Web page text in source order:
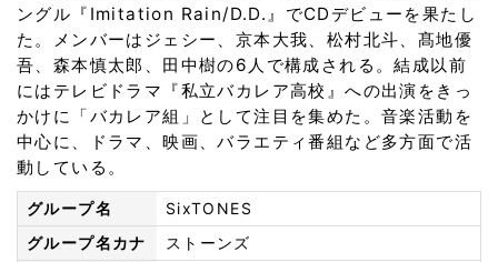
ングル『Imitation Rain/D.D.』でCDデビューを果たし
た。メンバーはジェシー、京本大我、松村北斗、髙地優
吾、森本慎太郎、田中樹の6人で構成される。結成以前
にはテレビドラマ『私立バカレア高校』への出演をきっ
かけに「バカレア組」として注目を集めた。音楽活動を
中心に、ドラマ、映画、バラエティ番組など多方面で活
動している。
グループ名
SixTONES
グループ名カナ
ストーンズ